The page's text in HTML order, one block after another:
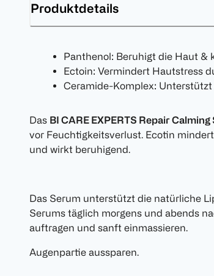
Produktdetails
Panthenol: Beruhigt die Haut &
Ectoin: Vermindert Hautstress
Ceramide-Komplex:
Das BI CARE EXPERTS Repair
vor Feuchtigkeitsverlust. Ecotin
und wirkt beruhigend.
Das Serum unterstützt die natürliche
Serums täglich morgens und abends
auftragen und sanft einmassieren.
Augenpartie aussparen.